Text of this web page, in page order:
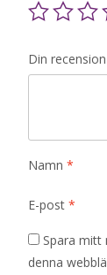
Din recension
Namn *
E-post *
Spara mitt
denna